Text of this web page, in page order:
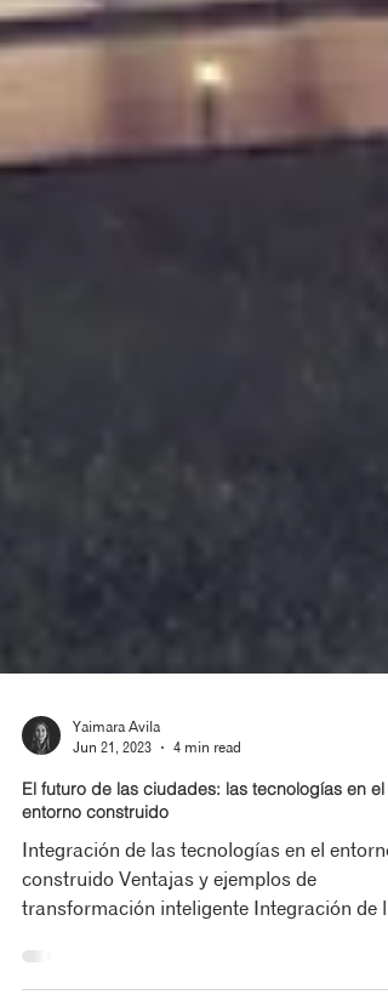
Jun 21, 2023
4 min read
El futuro de las ciudades: las tecnologías en el
entorno construido
Integración de las tecnologías en el entorno
transformación inteligente Integración de
tecnologías...